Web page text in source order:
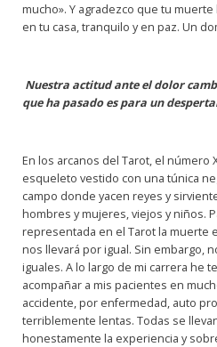
mucho». Y agradezco que tu
en tu casa, tranquilo y en paz. Un
Nuestra actitud ante el dolor
que ha pasado es para un
En los arcanos del Tarot, el número
esqueleto vestido con una túnica
campo donde yacen reyes y
hombres y mujeres, viejos y niños.
representada en el Tarot la muerte
nos llevará por igual. Sin embargo,
iguales. A lo largo de mi carrera he
acompañar a mis pacientes en
accidente, por enfermedad, auto
terriblemente lentas. Todas se
honestamente la experiencia y